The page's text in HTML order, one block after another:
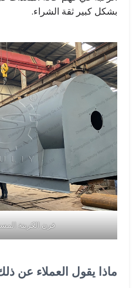
بشكل كبير ثقة الشراء.
فرن الكربنة
ماذا يقول العملاء عن